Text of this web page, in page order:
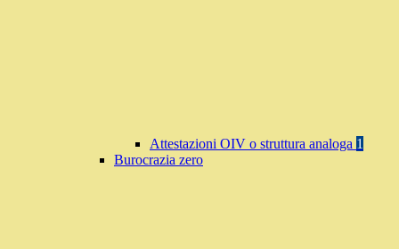
Attestazioni OIV o struttura analoga 1
Burocrazia zero